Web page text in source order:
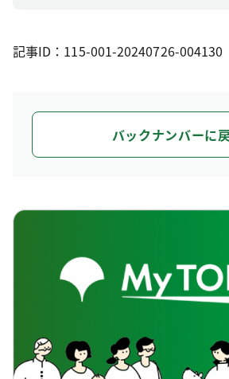
記事ID：115-001-20240726-004130
バックナンバーに